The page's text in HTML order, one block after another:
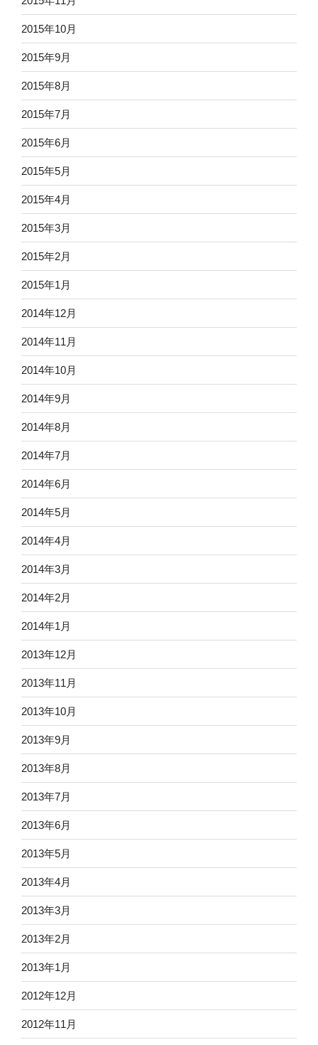
2015年10月
2015年9月
2015年8月
2015年7月
2015年6月
2015年5月
2015年4月
2015年3月
2015年2月
2015年1月
2014年12月
2014年11月
2014年10月
2014年9月
2014年8月
2014年7月
2014年6月
2014年5月
2014年4月
2014年3月
2014年2月
2014年1月
2013年12月
2013年11月
2013年10月
2013年9月
2013年8月
2013年7月
2013年6月
2013年5月
2013年4月
2013年3月
2013年2月
2013年1月
2012年12月
2012年11月